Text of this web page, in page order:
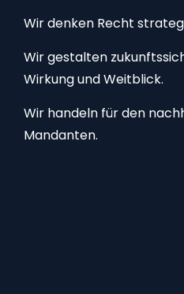
Wir denken Recht
Wir gestalten
Wirkung und Weitblick.
Wir handeln für den
Mandanten.